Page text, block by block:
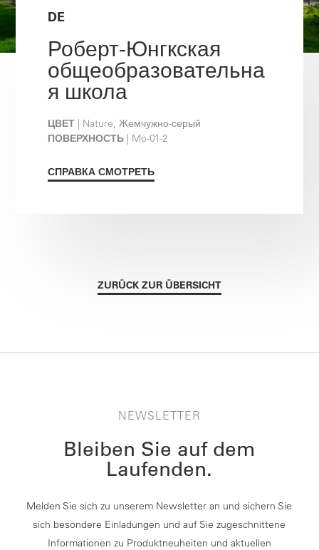
DE
Роберт-Юнгкская
общеобразовательна
я школа
ЦВЕТ | Nature, Жемчужно-серый
ПОВЕРХНОСТЬ | Mo-01-2
СПРАВКА СМОТРЕТЬ
ZURÜCK ZUR ÜBERSICHT
NEWSLETTER
Bleiben Sie auf dem
Laufenden.
Melden Sie sich zu unserem Newsletter an und sichern Sie
sich besondere Einladungen und auf Sie zugeschnittene
Informationen zu Produktneuheiten und aktuellen